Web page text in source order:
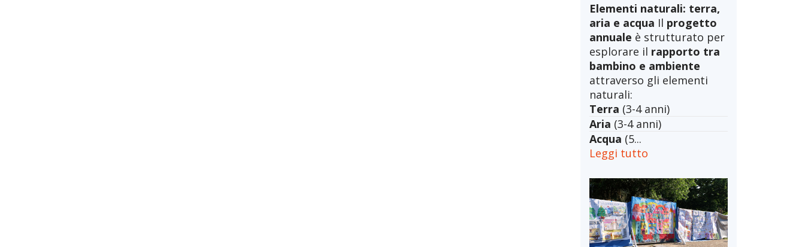
Elementi naturali: terra,
aria e acqua Il progetto
annuale è strutturato per
esplorare il rapporto tra
bambino e ambiente
attraverso gli elementi
naturali:
Terra (3-4 anni)
Aria (3-4 anni)
Acqua (5...
Leggi tutto